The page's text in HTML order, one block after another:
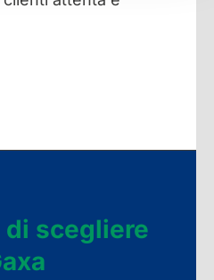
di scegliere